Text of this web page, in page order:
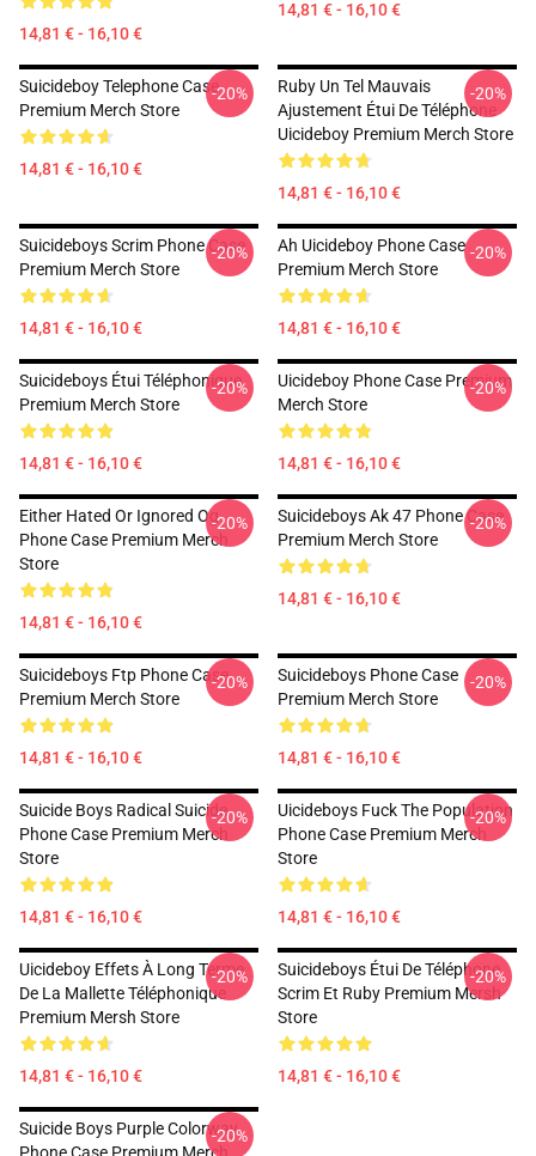
14,81 € - 16,10 €
14,81 € - 16,10 €
Suicideboy Telephone Case
Premium Merch Store
14,81 € - 16,10 €
-20%
Ruby Un Tel Mauvais
Ajustement Étui De Téléphone
Uicideboy Premium Merch Store
14,81 € - 16,10 €
-20%
Suicideboys Scrim Phone Case
Premium Merch Store
14,81 € - 16,10 €
-20%
Ah Uicideboy Phone Case
Premium Merch Store
14,81 € - 16,10 €
-20%
Suicideboys Étui Téléphonique
Premium Merch Store
14,81 € - 16,10 €
-20%
Uicideboy Phone Case Premium
Merch Store
14,81 € - 16,10 €
-20%
Either Hated Or Ignored Og
Phone Case Premium Merch
Store
14,81 € - 16,10 €
-20%
Suicideboys Ak 47 Phone Case
Premium Merch Store
14,81 € - 16,10 €
-20%
Suicideboys Ftp Phone Case
Premium Merch Store
14,81 € - 16,10 €
-20%
Suicideboys Phone Case
Premium Merch Store
14,81 € - 16,10 €
-20%
Suicide Boys Radical Suicide
Phone Case Premium Merch
Store
14,81 € - 16,10 €
-20%
Uicideboys Fuck The Population
Phone Case Premium Merch
Store
14,81 € - 16,10 €
-20%
Uicideboy Effets À Long Terme
De La Mallette Téléphonique
Premium Mersh Store
14,81 € - 16,10 €
-20%
Suicideboys Étui De Téléphone
Scrim Et Ruby Premium Mersh
Store
14,81 € - 16,10 €
-20%
Suicide Boys Purple Colorway
-20%